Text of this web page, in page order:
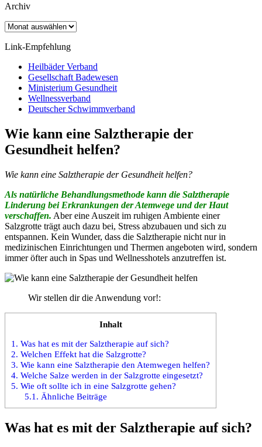
Archiv
Archiv
Link-Empfehlung
Heilbäder Verband
Gesellschaft Badewesen
Ministerium Gesundheit
Wellnessverband
Deutscher Schwimmverband
Wie kann eine Salztherapie der
Gesundheit helfen?
Wie kann eine Salztherapie der Gesundheit helfen?
Als natürliche Behandlungsmethode kann die Salztherapie
Linderung bei Erkrankungen der Atemwege und der Haut
verschaffen. Aber eine Auszeit im ruhigen Ambiente einer
Salzgrotte trägt auch dazu bei, Stress abzubauen und sich zu
entspannen. Kein Wunder, dass die Salztherapie nicht nur in
medizinischen Einrichtungen und Thermen angeboten wird, sondern
immer öfter auch in Spas und Wellnesshotels anzutreffen ist.
Wir stellen dir die Anwendung vor!:
Inhalt
1. Was hat es mit der Salztherapie auf sich?
2. Welchen Effekt hat die Salzgrotte?
3. Wie kann eine Salztherapie den Atemwegen helfen?
4. Welche Salze werden in der Salzgrotte eingesetzt?
5. Wie oft sollte ich in eine Salzgrotte gehen?
5.1. Ähnliche Beiträge
Was hat es mit der Salztherapie auf sich?